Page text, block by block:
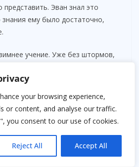
your browsing experience,
or content, and analyse our traffic.
you consent to our use of cookies.
Reject All Accept All
Эван знал это
знания ему было достаточно,
учение. Уже без штормов,
наблюдал со стороны, как его
маршрут, сверяют координаты,
перед выходом. В этих мелочах
того, ради чего согласился
Не ради приказов и отчётов,
оставлять.